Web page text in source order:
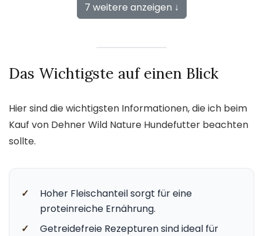
7 weitere anzeigen ↓
Das Wichtigste auf einen Blick
Hier sind die wichtigsten Informationen, die ich beim
Kauf von Dehner Wild Nature Hundefutter beachten
sollte.
✓
Hoher Fleischanteil sorgt für eine
proteinreiche Ernährung.
✓
Getreidefreie Rezepturen sind ideal für